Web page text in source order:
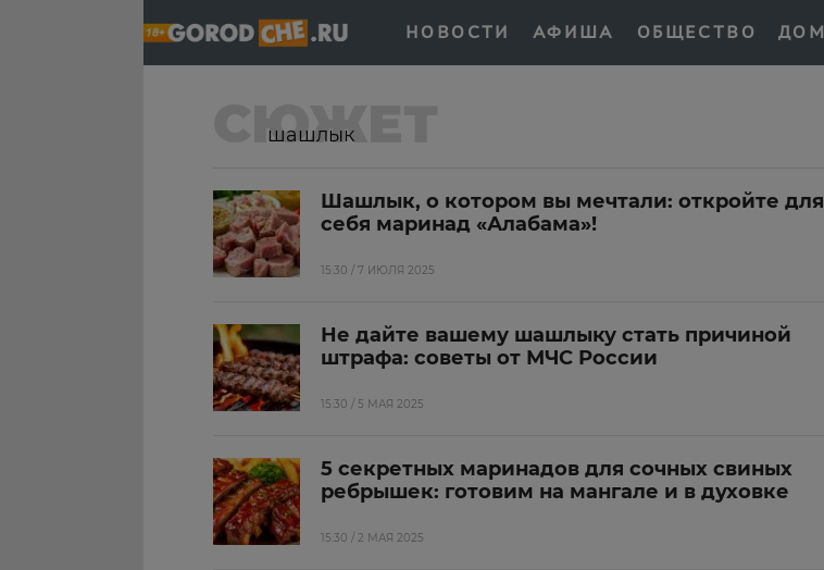
НОВОСТИ АФИША ОБЩЕСТВО ДОМ
СЮЖЕТ
шашлык
Шашлык, о котором вы мечтали: откройте для
себя маринад «Алабама»!
15:30 / 7 ИЮЛЯ 2025
Не дайте вашему шашлыку стать причиной
штрафа: советы от МЧС России
15:30 / 5 МАЯ 2025
5 секретных маринадов для сочных свиных
ребрышек: готовим на мангале и в духовке
15:30 / 2 МАЯ 2025